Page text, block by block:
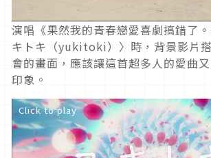
演唱《果然我的青春戀愛喜劇搞錯了
キトキ（yukitoki）〉時，背景影片
會的畫面，應該讓這首超多人的愛曲
印象。
Click to play